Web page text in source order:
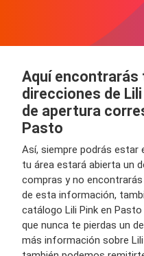
Aquí encontrarás
direcciones de
de apertura
Pasto
Así, siempre podrás estar
tu área estará abierta un
compras y no
de esta información,
catálogo Lili Pink en
que nunca te pierdas un
más información sobre